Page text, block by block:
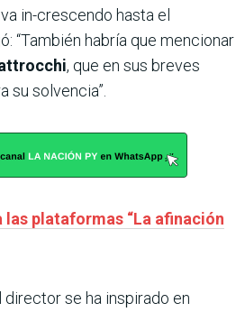
in-crescendo hasta el
“También habría que mencionar
, que en sus breves
su solvencia”.
las plataformas “La afinación
director se ha inspirado en